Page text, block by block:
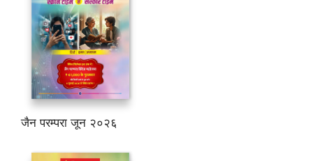
जैन परम्परा जून २०२६